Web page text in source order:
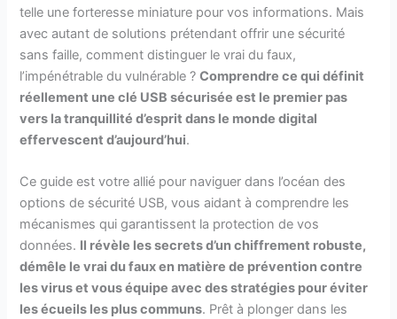
telle une forteresse miniature pour vos informations. Mais
avec autant de solutions prétendant offrir une sécurité
sans faille, comment distinguer le vrai du faux,
l’impénétrable du vulnérable ?Comprendre ce qui définit
réellement une clé USB sécurisée est le premier pas
vers la tranquillité d’esprit dans le monde digital
effervescent d’aujourd’hui.
Ce guide est votre allié pour naviguer dans l’océan des
options de sécurité USB, vous aidant à comprendre les
mécanismes qui garantissent la protection de vos
données. Il révèle les secrets d’un chiffrement robuste,
démêle le vrai du faux en matière de prévention contre
les virus et vous équipe avec des stratégies pour éviter
les écueils les plus communs. Prêt à plonger dans les